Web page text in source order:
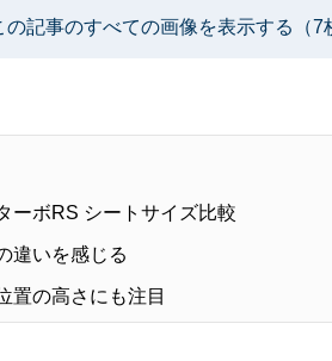
の記事のすべての画像を表示する（7
ーボRS シートサイズ比較
違いを感じる
置の高さにも注目